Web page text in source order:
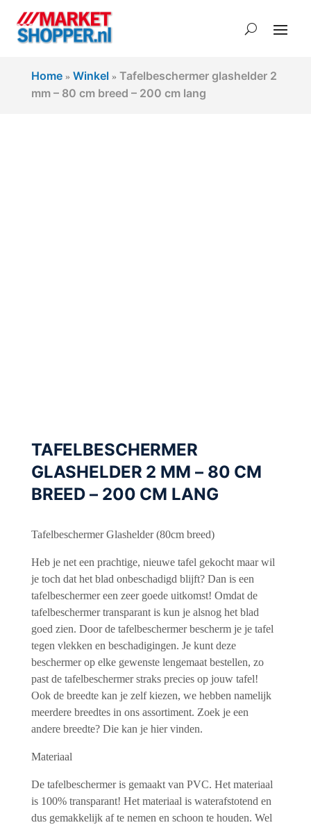
Home» Winkel » Tafelbeschermer glashelder 2
mm – 80 cm breed – 200 cm lang
TAFELBESCHERMER
GLASHELDER 2 MM – 80 CM
BREED – 200 CM LANG
Tafelbeschermer Glashelder (80cm breed)
Heb je net een prachtige, nieuwe tafel gekocht maar wil
je toch dat het blad onbeschadigd blijft? Dan is een
tafelbeschermer een zeer goede uitkomst! Omdat de
tafelbeschermer transparant is kun je alsnog het blad
goed zien. Door de tafelbeschermer bescherm je je tafel
tegen vlekken en beschadigingen. Je kunt deze
beschermer op elke gewenste lengemaat bestellen, zo
past de tafelbeschermer straks precies op jouw tafel!
Ook de breedte kan je zelf kiezen, we hebben namelijk
meerdere breedtes in ons assortiment. Zoek je een
andere breedte? Die kan je hier vinden.
Materiaal
De tafelbeschermer is gemaakt van PVC. Het materiaal
is 100% transparant! Het materiaal is waterafstotend en
dus gemakkelijk af te nemen en schoon te houden. Wel